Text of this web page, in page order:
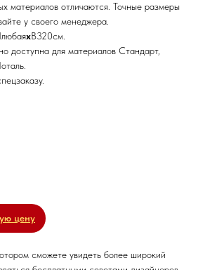
материалов отличаются. Точные размеры
у своего менеджера.
xВ320см.
доступна для материалов Стандарт,
цену
сможете увидеть более широкий